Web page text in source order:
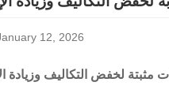
12, 2026